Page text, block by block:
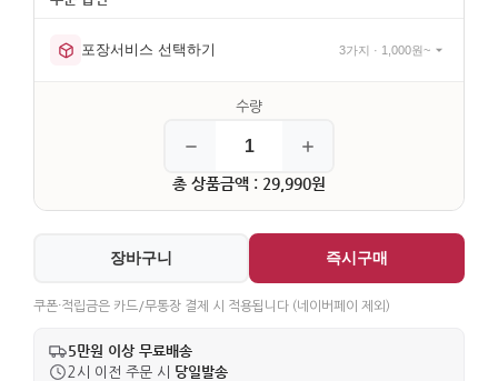
포장서비스 선택하기 3가지 · 1,000원~
총 상품금액 : 29,990원
장바구니 즉시구매
쿠폰·적립금은 카드/무통장 결제 시 적용됩니다 (네이버페이 제외)
5만원 이상 무료배송
2시 이전 주문 시 당일발송